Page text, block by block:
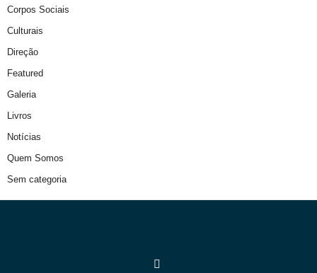
Corpos Sociais
Culturais
Direção
Featured
Galeria
Livros
Notícias
Quem Somos
Sem categoria